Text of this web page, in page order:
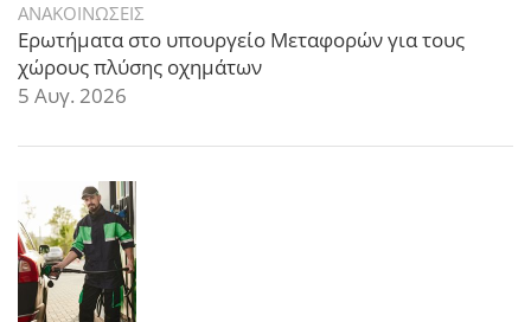
ΑΝΑΚΟΙΝΩΣΕΙΣ
Ερωτήματα στο υπουργείο Μεταφορών για τους
χώρους πλύσης οχημάτων
5 Αυγ. 2026